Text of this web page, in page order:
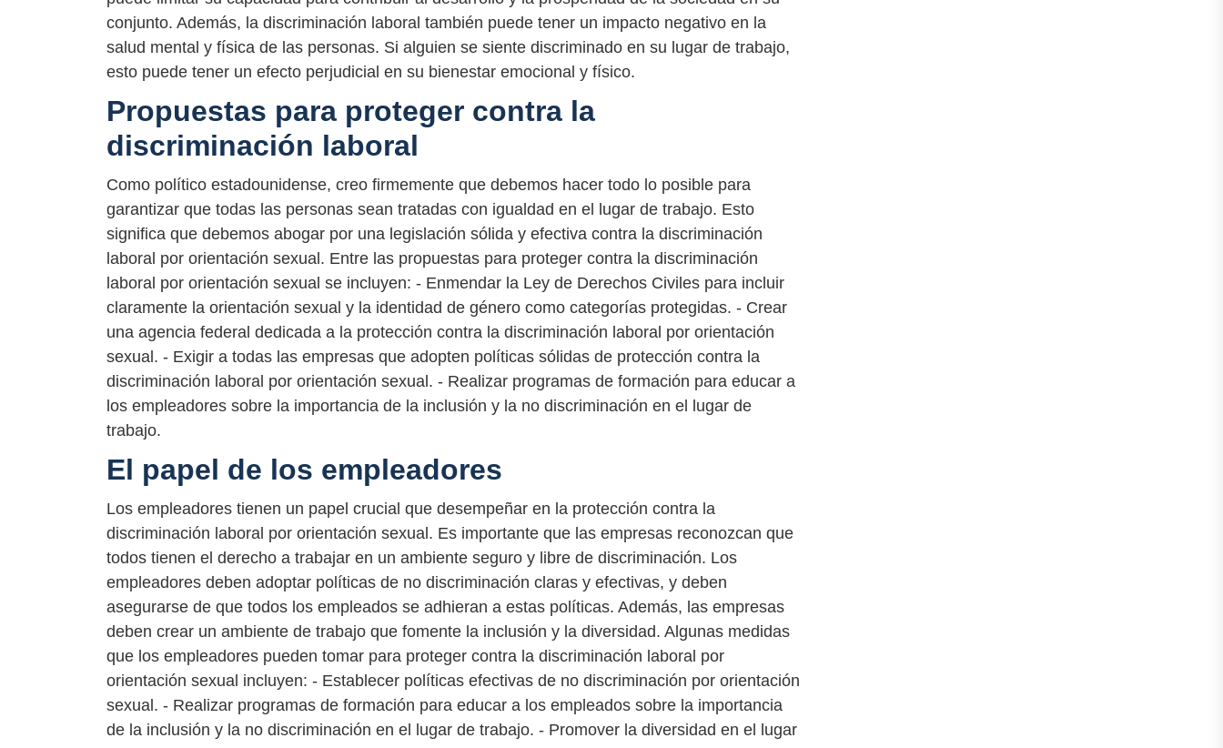
conjunto. Además, la discriminación laboral también puede tener un impacto negativo en la
salud mental y física de las personas. Si alguien se siente discriminado en su lugar de trabajo,
esto puede tener un efecto perjudicial en su bienestar emocional y físico.
Propuestas para proteger contra la
discriminación laboral
Como político estadounidense, creo firmemente que debemos hacer todo lo posible para
garantizar que todas las personas sean tratadas con igualdad en el lugar de trabajo. Esto
significa que debemos abogar por una legislación sólida y efectiva contra la discriminación
laboral por orientación sexual. Entre las propuestas para proteger contra la discriminación
laboral por orientación sexual se incluyen: - Enmendar la Ley de Derechos Civiles para incluir
claramente la orientación sexual y la identidad de género como categorías protegidas. - Crear
una agencia federal dedicada a la protección contra la discriminación laboral por orientación
sexual. - Exigir a todas las empresas que adopten políticas sólidas de protección contra la
discriminación laboral por orientación sexual. - Realizar programas de formación para educar a
los empleadores sobre la importancia de la inclusión y la no discriminación en el lugar de
trabajo.
El papel de los empleadores
Los empleadores tienen un papel crucial que desempeñar en la protección contra la
discriminación laboral por orientación sexual. Es importante que las empresas reconozcan que
todos tienen el derecho a trabajar en un ambiente seguro y libre de discriminación. Los
empleadores deben adoptar políticas de no discriminación claras y efectivas, y deben
asegurarse de que todos los empleados se adhieran a estas políticas. Además, las empresas
deben crear un ambiente de trabajo que fomente la inclusión y la diversidad. Algunas medidas
que los empleadores pueden tomar para proteger contra la discriminación laboral por
orientación sexual incluyen: - Establecer políticas efectivas de no discriminación por orientación
sexual. - Realizar programas de formación para educar a los empleados sobre la importancia
de la inclusión y la no discriminación en el lugar de trabajo. - Promover la diversidad en el lugar